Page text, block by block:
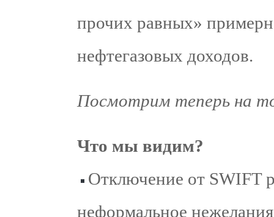
прочих равных»
нефтегазовых доходов.
Посмотрим теперь на
Что мы видим?
Отключение от SWIFT
неформальное